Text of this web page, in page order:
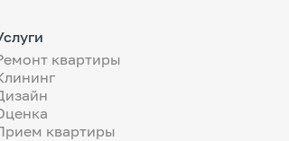
квартиры
квартиры